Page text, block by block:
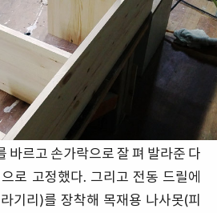
바르고 손가락으로 잘 펴 발라준 다
로 고정했다. 그리고 전동 드릴에
기리)를 장착해 목재용 나사못(피